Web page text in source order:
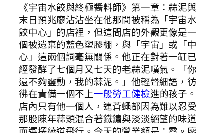
《宇宙水餃與終極醬料師》第一章：蒜泥與
末日預兆廖沾沾坐在他那間被稱為「宇宙水
餃中心」的店裡，但這間店的外觀更像是一
個被遺棄的藍色塑膠棚，與「宇宙」或「中
心」這兩個詞毫無關係。他正在對著一缸已
經發酵了七個月又七天的老蒜泥嘆氣。「你
還不夠靈動，我的蒜泥。」他輕聲細語，彷
彿在責備一個不上一般勞工健檢進的孩子。
店內只有他一個人，連蒼蠅都因為難以忍受
那股陳年蒜頭混合著鐵鏽與淡淡絕望的味道